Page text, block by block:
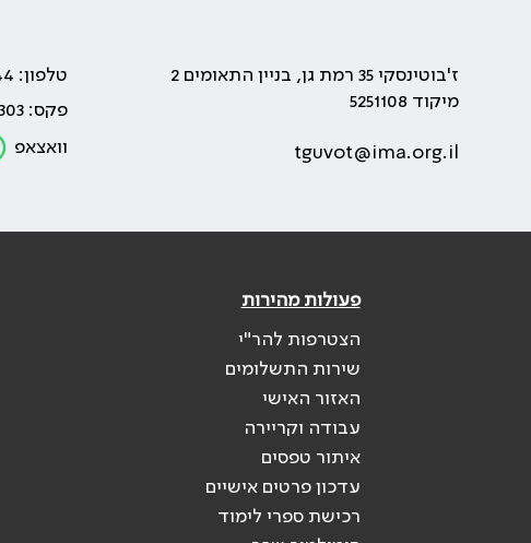
ז'בוטינסקי 35 רמת גן, בניין התאומים 2
מיקוד 5251108
tguvot@ima.org.il
טלפון: 03-6100444
פקס: 03-5753303
וואצאפ
פעולות מהירות
הצטרפות להר"י
שירות התשלומים
האזור האישי
עבודה וקריירה
איתור טפסים
עדכון פרטים אישיים
רכישת ספרי לימוד